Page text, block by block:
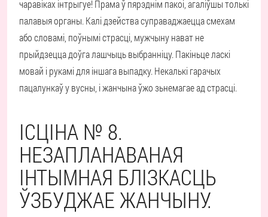
чаравіках інтрыгуе! Прама ў пярэднім пакоі, агаліўшы толькі
палавыя органы. Калі дзейства суправаджаецца смехам
або словамі, поўнымі страсці, мужчыну нават не
прыйдзецца доўга лашчыць выбранніцу. Пакіньце ласкі
мовай і рукамі для іншага выпадку. Некалькі гарачых
пацалункаў у вусны, і жанчына ўжо зьнемагае ад страсці.
ІСЦІНА № 8.
НЕЗАПЛАНАВАНАЯ
ІНТЫМНАЯ БЛІЗКАСЦЬ
ЎЗБУДЖАЕ ЖАНЧЫНУ.